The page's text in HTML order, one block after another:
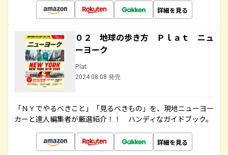
詳細を見る
０２ 地球の歩き方 Ｐｌａｔ ニュ
ーヨーク
Plat
2024.08.08 発売
「ＮＹでやるべきこと」「見るべきもの」を、現地ニューヨー
カーと達人編集者が厳選紹介！！ ハンディなガイドブック。
詳細を見る